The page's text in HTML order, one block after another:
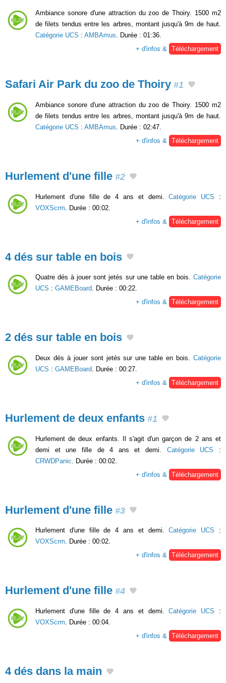
Ambiance sonore d'une attraction du zoo de Thoiry. 1500 m2
de filets tendus entre les arbres, montant jusqu'à 9m de haut.
Catégorie UCS : AMBAmus. Durée : 01:36.
+ d'infos & Téléchargement
Safari Air Park du zoo de Thoiry #1
Ambiance sonore d'une attraction du zoo de Thoiry. 1500 m2
de filets tendus entre les arbres, montant jusqu'à 9m de haut.
Catégorie UCS : AMBAmus . Durée : 02:47.
+ d'infos &
Téléchargement
Hurlement d'une fille #2
Hurlement d'une fille de 4 ans et demi.Catégorie UCS :
VOXScrm . Durée : 00:02.
+ d'infos &
Téléchargement
4 dés sur table en bois
Quatre dés à jouer sont jetés sur une table en bois. Catégorie
UCS : GAMEBoard. Durée : 00:22.
+ d'infos & Téléchargement
2 dés sur table en bois
Deux dés à jouer sont jetés sur une table en bois. Catégorie
UCS : GAMEBoard . Durée : 00:27.
+ d'infos &
Téléchargement
Hurlement de deux enfants #1
Hurlement de deux enfants. Il s'agit d'un garçon de 2 ans et
demi et une fille de 4 ans et demi. Catégorie UCS :
CRWDPanic . Durée : 00:02.
+ d'infos &
Téléchargement
Hurlement d'une fille #3
Hurlement d'une fille de 4 ans et demi.Catégorie UCS :
VOXScrm. Durée : 00:02.
+ d'infos & Téléchargement
Hurlement d'une fille #4
Hurlement d'une fille de 4 ans et demi.Catégorie UCS :
VOXScrm . Durée : 00:04.
+ d'infos &
Téléchargement
4 dés dans la main